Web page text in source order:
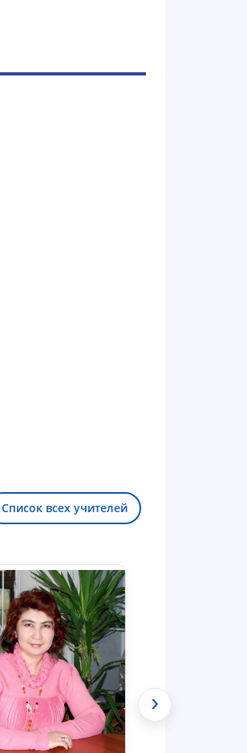
Список всех учителей
›
комиссии ТГЮУ
Добро пожаловать в
комиссии ТГЮУ.
здесь свои обращения
приёма.